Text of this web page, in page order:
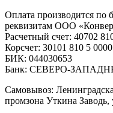
Оплата производится по
реквизитам ООО
Расчетный счет: 40702
Корсчет: 30101 810 5
БИК: 044030653
Банк: СЕВЕРО-
Самовывоз:
промзона Уткина Заводь,